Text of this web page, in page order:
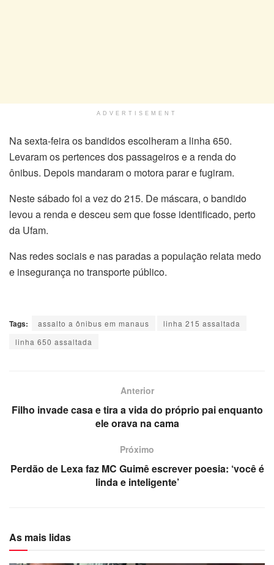
ADVERTISEMENT
Na sexta-feira os bandidos escolheram a linha 650.
Levaram os pertences dos passageiros e a renda do
ônibus. Depois mandaram o motora parar e fugiram.
Neste sábado foi a vez do 215. De máscara, o bandido
levou a renda e desceu sem que fosse identificado, perto
da Ufam.
Nas redes sociais e nas paradas a população relata medo
e insegurança no transporte público.
Tags: assalto a ônibus em manaus
linha 215 assaltada
linha 650 assaltada
Anterior
Filho invade casa e tira a vida do próprio pai enquanto
ele orava na cama
Próximo
Perdão de Lexa faz MC Guimê escrever poesia: ‘você é
linda e inteligente’
As mais lidas